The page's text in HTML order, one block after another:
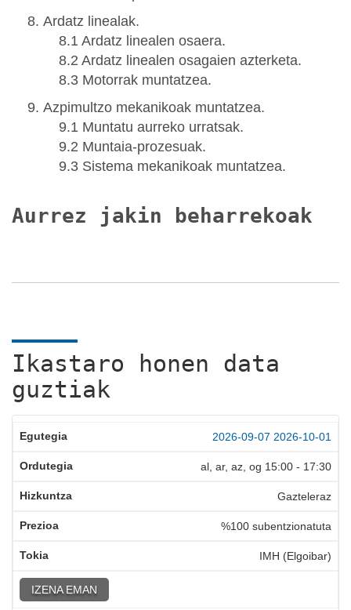
Ardatz linealak.
8.1 Ardatz linealen osaera.
8.2 Ardatz linealen osagaien azterketa.
8.3 Motorrak muntatzea.
Azpimultzo mekanikoak muntatzea.
9.1 Muntatu aurreko urratsak.
9.2 Muntaia-prozesuak.
9.3 Sistema mekanikoak muntatzea.
Aurrez jakin beharrekoak
Ikastaro honen data
guztiak
2026-09-07 2026-10-01
al, ar, az, og 15:00 - 17:30
Gazteleraz
%100 subentzionatuta
IMH (Elgoibar)
IZENA EMAN